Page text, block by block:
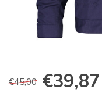
€45,00 €39,87